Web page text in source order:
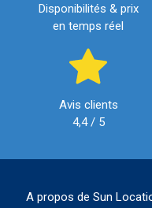
Disponibilités & prix
en temps réel
Avis clients
4,4 / 5
A propos de Sun